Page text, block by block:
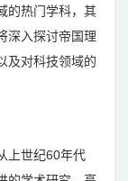
的热门学科，其
深入探讨帝国理
及对科技领域的
上世纪60年代